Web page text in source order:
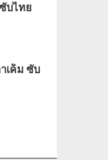
บไทย
เค็ม ซับ